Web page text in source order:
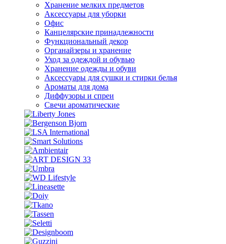
Хранение мелких предметов
Аксессуары для уборки
Офис
Канцелярские принадлежности
Функциональный декор
Органайзеры и хранение
Уход за одеждой и обувью
Хранение одежды и обуви
Аксессуары для сушки и стирки белья
Ароматы для дома
Диффузоры и спреи
Свечи ароматические